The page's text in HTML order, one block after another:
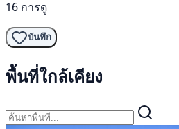
16 การดู
บันทึก
พื้นที่ใกล้เคียง